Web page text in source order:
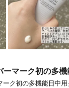
ーマーク初の多機
ーク初の多機能日中用